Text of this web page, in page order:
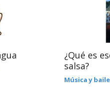
¿Qué es
salsa?
Música y baile